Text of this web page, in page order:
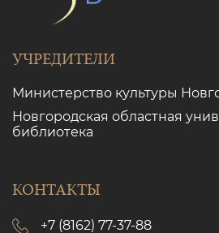
УЧРЕДИТЕЛИ
Министерство культуры
Новгородская областная
библиотека
КОНТАКТЫ
+7 (8162) 77-37-88